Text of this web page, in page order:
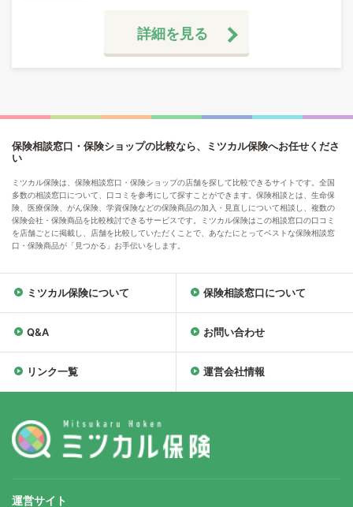
詳細を見る
保険相談窓口・保険ショップの比較なら、ミツカル保険へお任せくださ
い
ミツカル保険は、保険相談窓口・保険ショップの店舗を探して比較できるサイトです。全国
多数の相談窓口について、口コミを参考にして探すことができます。保険相談とは、生命保
険、医療保険、がん保険、学資保険などの保険商品の加入・見直しについて相談し、複数の
保険会社・保険商品を比較検討できるサービスです。ミツカル保険はこの相談窓口の口コミ
を店舗ごとに掲載し、店舗を比較していただくことで、あなたにとってベストな保険相談窓
口・保険商品が「見つかる」お手伝いをします。
ミツカル保険について 保険相談窓口について
Q&A お問い合わせ
リンク一覧 運営会社情報
運営サイト